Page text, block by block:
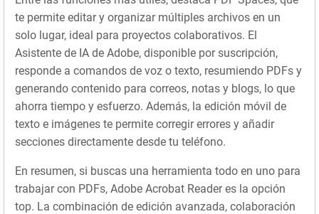
te permite editar y organizar múltiples archivos en un
solo lugar, ideal para proyectos colaborativos. El
Asistente de IA de Adobe, disponible por suscripción,
responde a comandos de voz o texto, resumiendo PDFs y
generando contenido para correos, notas y blogs, lo que
ahorra tiempo y esfuerzo. Además, la edición móvil de
texto e imágenes te permite corregir errores y añadir
secciones directamente desde tu teléfono.
En resumen, si buscas una herramienta todo en uno para
trabajar con PDFs, Adobe Acrobat Reader es la opción
top. La combinación de edición avanzada, colaboración